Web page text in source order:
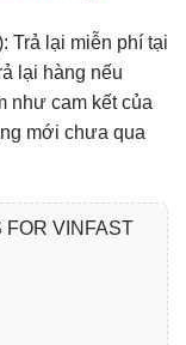
Trả lại miễn phí tại
lại hàng nếu
như cam kết của
mới chưa qua
FOR VINFAST